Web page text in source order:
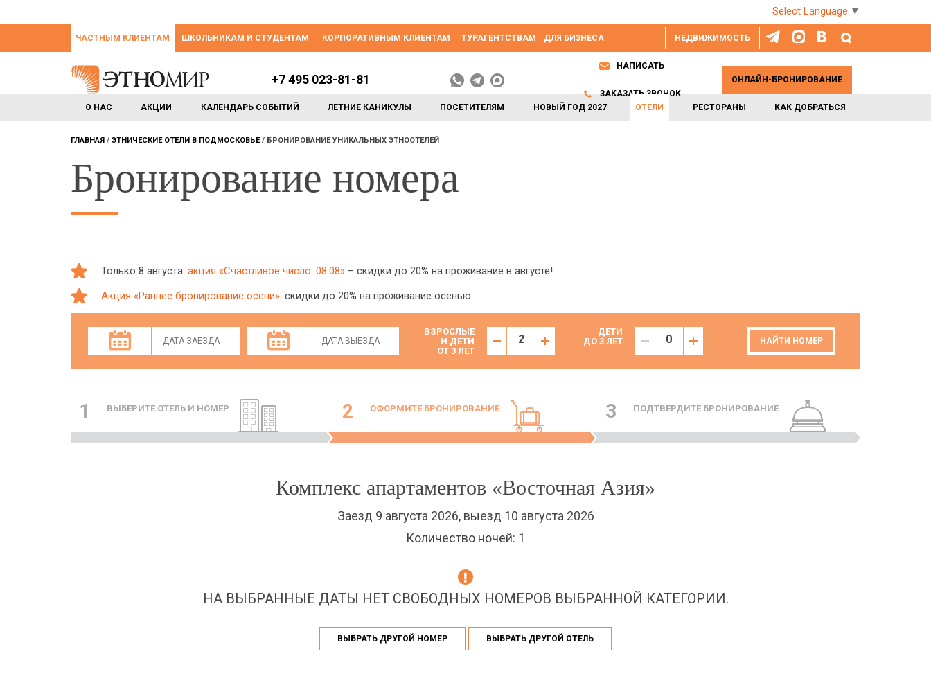
Select Language ▼
НЕДВИЖИМОСТЬ
ЧАСТНЫМ КЛИЕНТАМ ШКОЛЬНИКАМ И СТУДЕНТАМ КОРПОРАТИВНЫМ КЛИЕНТАМ ТУРАГЕНТСТВАМ ДЛЯ БИЗНЕСА
О НАС АКЦИИ КАЛЕНДАРЬ СОБЫТИЙ ЛЕТНИЕ КАНИКУЛЫ ПОСЕТИТЕЛЯМ НОВЫЙ ГОД 2027 ОТЕЛИ РЕСТОРАНЫ КАК ДОБРАТЬСЯ
+7 495 023-81-81
НАПИСАТЬ
ЗАКАЗАТЬ ЗВОНОК
ОНЛАЙН-БРОНИРОВАНИЕ
ГЛАВНАЯ ЭТНИЧЕСКИЕ ОТЕЛИ В ПОДМОСКОВЬЕ БРОНИРОВАНИЕ УНИКАЛЬНЫХ ЭТНООТЕЛЕЙ
Бронирование номера
Только 8 августа: акция «Счастливое число: 08.08» – скидки до 20% на проживание в августе!
Акция «Раннее бронирование осени»: скидки до 20% на проживание осенью.
ВЗРОСЛЫЕ
И ДЕТИ
ОТ 3 ЛЕТ
ДЕТИ
ДО 3 ЛЕТ
НАЙТИ НОМЕР
1 ВЫБЕРИТЕ ОТЕЛЬ И НОМЕР 2 ОФОРМИТЕ БРОНИРОВАНИЕ 3 ПОДТВЕРДИТЕ БРОНИРОВАНИЕ
Комплекс апартаментов «Восточная Азия»
Заезд 9 августа 2026, выезд 10 августа 2026
Количество ночей: 1
НА ВЫБРАННЫЕ ДАТЫ НЕТ СВОБОДНЫХ НОМЕРОВ ВЫБРАННОЙ КАТЕГОРИИ.
ВЫБРАТЬ ДРУГОЙ НОМЕР ВЫБРАТЬ ДРУГОЙ ОТЕЛЬ